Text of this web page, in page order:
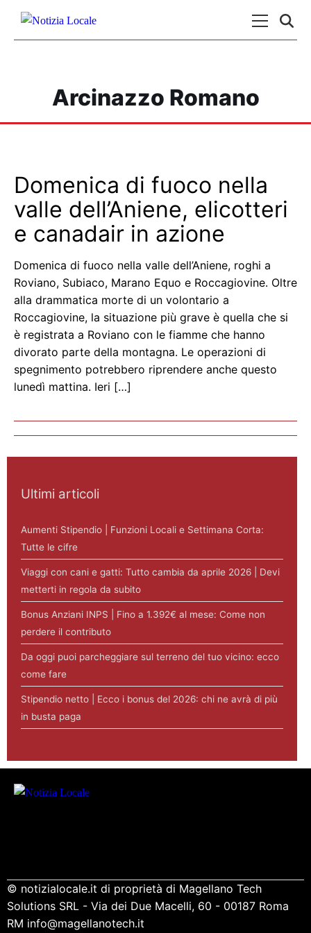
Arcinazzo Romano
Domenica di fuoco nella
valle dell’Aniene, elicotteri
e canadair in azione
Domenica di fuoco nella valle dell’Aniene, roghi a
Roviano, Subiaco, Marano Equo e Roccagiovine. Oltre
alla drammatica morte di un volontario a
Roccagiovine, la situazione più grave è quella che si
è registrata a Roviano con le fiamme che hanno
divorato parte della montagna. Le operazioni di
spegnimento potrebbero riprendere anche questo
lunedì mattina. Ieri […]
Ultimi articoli
Aumenti Stipendio | Funzioni Locali e Settimana Corta:
Tutte le cifre
Viaggi con cani e gatti: Tutto cambia da aprile 2026 | Devi
metterti in regola da subito
Bonus Anziani INPS | Fino a 1.392€ al mese: Come non
perdere il contributo
Da oggi puoi parcheggiare sul terreno del tuo vicino: ecco
come fare
Stipendio netto | Ecco i bonus del 2026: chi ne avrà di più
in busta paga
© notizialocale.it di proprietà di Magellano Tech
Solutions SRL - Via dei Due Macelli, 60 - 00187 Roma
RM info@magellanotech.it